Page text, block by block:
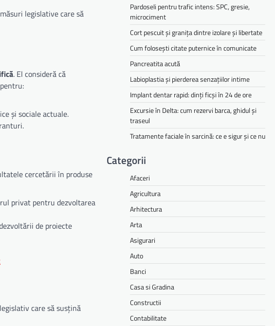
legislative care să
. El consideră că
și sociale actuale.
cercetării în produse
privat pentru dezvoltarea
de proiecte
care să susțină
Pardoseli pentru trafic intens: SPC, gresie,
microciment
Cort pescuit și granița dintre izolare și libertate
Cum folosești citate puternice în comunicate
Pancreatita acută
Labioplastia și pierderea senzațiilor intime
Implant dentar rapid: dinți ficși în 24 de ore
Excursie în Delta: cum rezervi barca, ghidul și
traseul
Tratamente faciale în sarcină: ce e sigur și ce nu
Categorii
Afaceri
Agricultura
Arhitectura
Arta
Asigurari
Auto
Banci
Casa si Gradina
Constructii
Contabilitate